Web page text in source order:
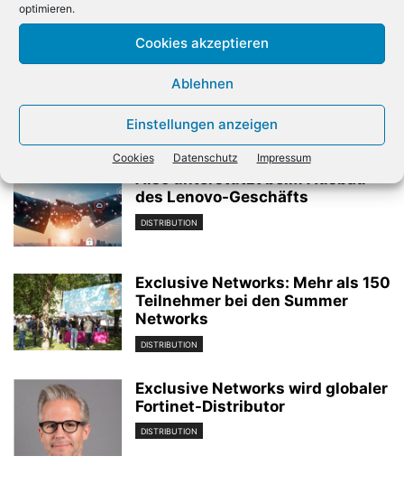
optimieren.
Cookies akzeptieren
Ablehnen
Einstellungen anzeigen
Cookies Datenschutz Impressum
Vorheriger Artikel
Cybersecurity-Markt wächst
Über 100 Teilnehmer beim
Top-Partner-Treffen von
Verwandte Artikel
Also unterstützt beim Ausbau
des Lenovo-Geschäfts
DISTRIBUTION
Exclusive Networks: Mehr als 150
Teilnehmer bei den Summer
Networks
DISTRIBUTION
Exclusive Networks wird globaler
Fortinet-Distributor
DISTRIBUTION